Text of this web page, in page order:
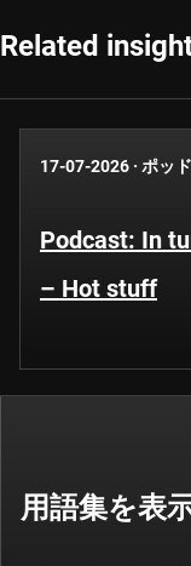
Related
17-07-2026 · ポッ
Podcast: In
– Hot stuff
用語集を表